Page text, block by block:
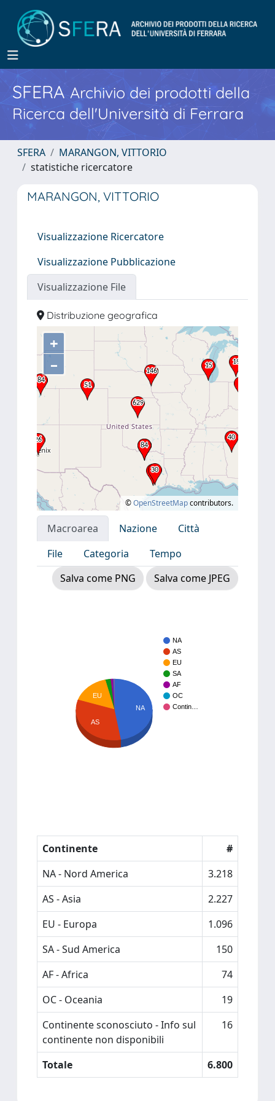
SFERA Archivio dei prodotti della
Ricerca dell'Università di Ferrara
SFERA
MARANGON, VITTORIO
statistiche ricercatore
MARANGON, VITTORIO
Visualizzazione Ricercatore
Visualizzazione Pubblicazione
Visualizzazione File
Distribuzione geografica
+
–
©OpenStreetMapcontributors.
Macroarea Nazione
Città
File
Categoria
Tempo
Salva come PNG
Salva come JPEG
NA
AS
EU
SA
AF
OC
Contin…
NA
EU
AS
Continente
#
NA - Nord America
3.218
AS - Asia
2.227
EU - Europa
1.096
SA - Sud America
150
AF - Africa
74
OC - Oceania
19
Continente sconosciuto - Info sul
continente non disponibili
16
Totale 6.800